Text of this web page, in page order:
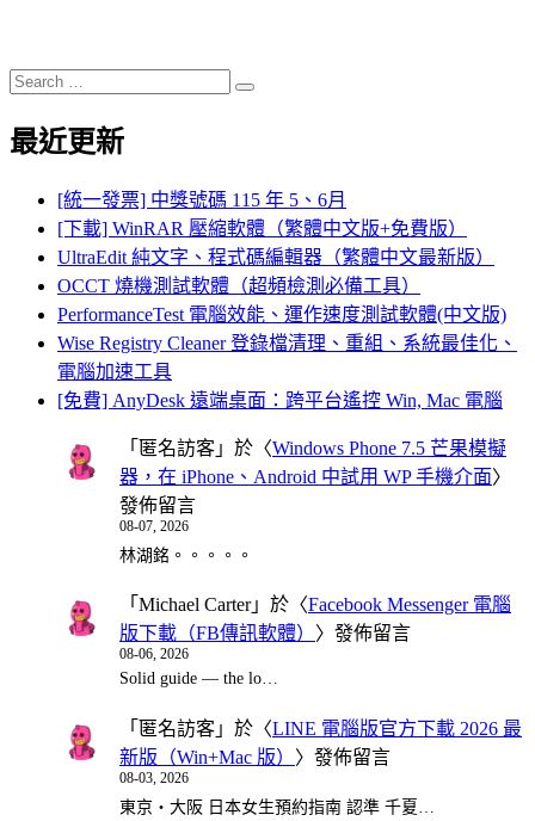
Search
for:
Search
最近更新
[統一發票] 中獎號碼 115 年 5、6月
[下載] WinRAR 壓縮軟體（繁體中文版+免費版）
UltraEdit 純文字、程式碼編輯器（繁體中文最新版）
OCCT 燒機測試軟體（超頻檢測必備工具）
PerformanceTest 電腦效能、運作速度測試軟體(中文版)
Wise Registry Cleaner 登錄檔清理、重組、系統最佳化、
電腦加速工具
[免費] AnyDesk 遠端桌面：跨平台遙控 Win, Mac 電腦
「 匿名訪客 」於〈Windows Phone 7.5 芒果模擬
器，在 iPhone、Android 中試用 WP 手機介面〉
發佈留言
08-07, 2026
林湖銘。。。。。
「 Michael Carter」於〈Facebook Messenger 電腦
版下載（FB傳訊軟體） 〉發佈留言
08-06, 2026
Solid guide — the lo…
「 匿名訪客 」於〈LINE 電腦版官方下載 2026 最
新版（Win+Mac 版） 〉發佈留言
08-03, 2026
東京・大阪 日本女生預約指南 認準 千夏…